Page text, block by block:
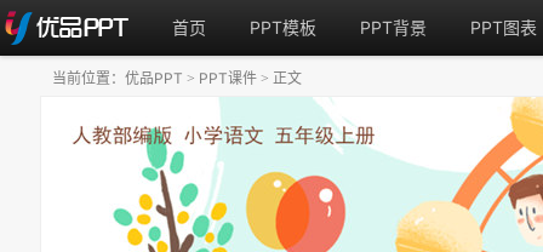
首页 PPT模板 PPT背景 PPT图表
当前位置： 优品PPT > PPT课件 > 正文